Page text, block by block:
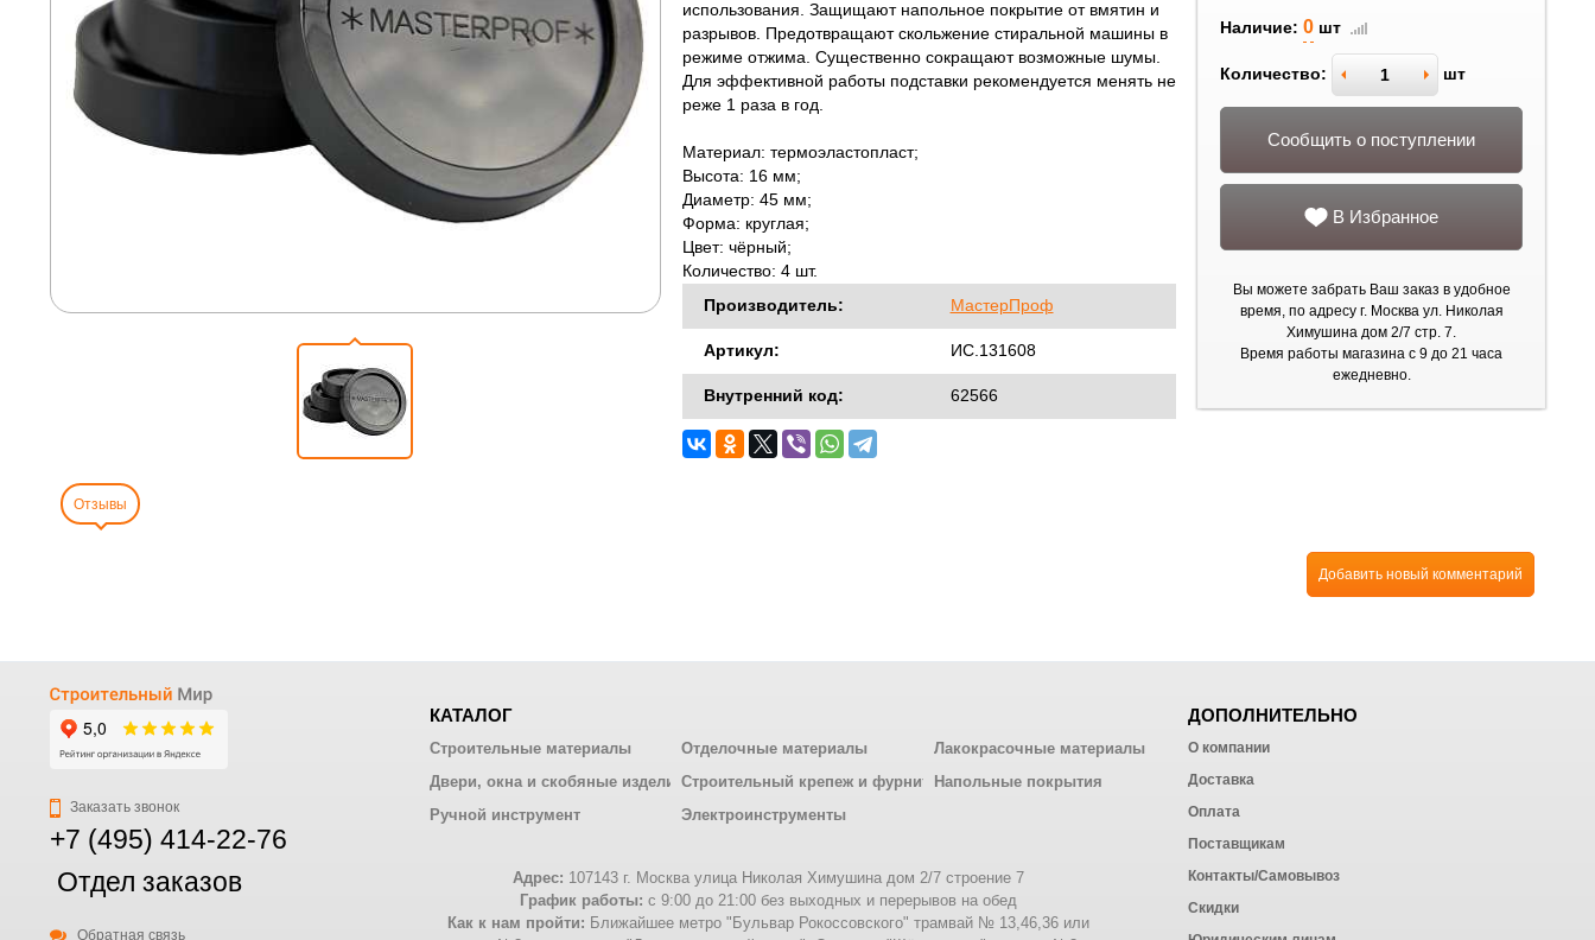
использования. Защищают напольное покрытие от вмятин и
разрывов. Предотвращают скольжение стиральной машины в
режиме отжима. Существенно сокращают возможные шумы.
Для эффективной работы подставки рекомендуется менять не
реже 1 раза в год.
Материал: термоэластопласт;
Высота: 16 мм;
Диаметр: 45 мм;
Форма: круглая;
Цвет: чёрный;
Количество: 4 шт.
Производитель:
МастерПроф
Артикул: ИС.131608
Внутренний код: 62566
Наличие: 0 шт
Количество: шт
Сообщить о поступлении
В Избранное
Вы можете забрать Ваш заказ в удобное
время, по адресу г. Москва ул. Николая
Химушина дом 2/7 стр. 7.
Время работы магазина с 9 до 21 часа
ежедневно.
Отзывы
Добавить новый комментарий
Заказать звонок
+7 (495) 414-22-76
Отдел заказов
Обратная связь
КАТАЛОГ
Строительные материалы Отделочные материалы
Лакокрасочные материалы
Двери, окна и скобяные изделияСтроительный крепеж и фурнитураНапольные покрытия
Ручной инструмент
Электроинструменты
Адрес: 107143 г. Москва улица Николая Химушина дом 2/7 строение 7
График работы: с 9:00 до 21:00 без выходных и перерывов на обед
Как к нам пройти: Ближайшее метро "Бульвар Рокоссовского" трамвай № 13,46,36 или
ДОПОЛНИТЕЛЬНО
О компании
Доставка
Оплата
Поставщикам
Контакты/Самовывоз
Скидки